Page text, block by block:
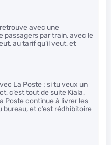
retrouve avec une
passagers par train, avec le
au tarif qu’il veut, et
La Poste : si tu veux un
c’est tout de suite Kiala,
Poste continue à livrer les
et c’est rédhibitoire